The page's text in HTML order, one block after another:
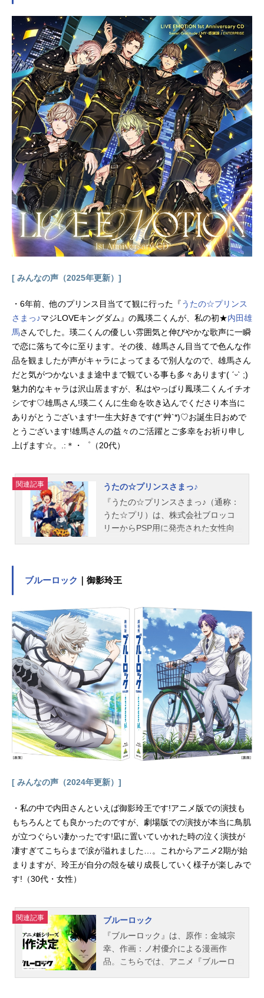
と出会う。剣心は、活心流を騙る辻
斬り「人斬り抜刀斎」の事件を解決
したことをきっかけに、薫のもとに
居候することとなる。東京府士族出
身の明神弥彦、喧嘩屋を称する相楽
左之助といった仲間たちとの出会い
過去の因縁によって戦うこととなる
宿敵たちとの対峙。新しい時代を懸
命に生きる人々による明治剣客浪漫
譚、ここに開幕――！作品名るろう
に剣心－明治剣客浪漫譚－放送形態T
Vアニメシリーズるろうに剣心スケジ
ュール2023年7月6日（木）～2023年
12月14日（木）フジテレビ“ノイタミ
ナ”ほか話数全24話キャスト緋村剣
心：斉藤壮馬神谷薫：高橋李依明神
弥彦：小市眞琴相良左之助：八代拓
高荷恵：大西沙織四乃森蒼紫：内田
雄馬斎藤一：日野聡般若：置鮎龍太
尉：稲田徹スタッフ原作：和月伸宏
－』（集英社ジャンプコミックス
刊）監督：山本秀世シリーズ構
[ みんなの声（2025年更新）]
・6年前、他のプリンス目当てて観に行った『うたの☆プリンス
さまっ♪マジLOVEキングダム』の鳳瑛二くんが、私の初★内田雄
馬さんでした。瑛二くんの優しい雰囲気と伸びやかな歌声に一瞬
で恋に落ちて今に至ります。その後、雄馬さん目当てで色んな作
品を観ましたが声がキャラによってまるで別人なので、雄馬さん
だと気がつかないまま途中まで観ている事も多々あります( ˊᵕˋ ;)
魅力的なキャラは沢山居ますが、私はやっぱり鳳瑛二くんイチオ
シです♡雄馬さん!瑛二くんに生命を吹き込んでくださり本当に
ありがとうございます!一生大好きです(*´艸`*)♡お誕生日おめで
とうございます!雄馬さんの益々のご活躍とご多幸をお祈り申し
上げます☆。.:＊・゜（20代）
関連記事
うたの☆プリンスさまっ♪
『うたの☆プリンスさまっ♪（通称：
うた☆プリ）は、株式会社ブロッコ
リーからPSP用に発売された女性向
優、スタッフ、オススメ記事をご紹
ブルーロック ｜御影玲王
[ みんなの声（2024年更新）]
・私の中で内田さんといえば御影玲王です!アニメ版での演技も
もちろんとても良かったのですが、劇場版での演技が本当に鳥肌
が立つぐらい凄かったです!凪に置いていかれた時の泣く演技が
凄すぎてこちらまで涙が溢れました…。これからアニメ2期が始
まりますが、玲王が自分の殻を破り成長していく様子が楽しみで
す!（30代・女性）
関連記事
ブルーロック
『ブルーロック』は、原作：金城宗
幸、作画：ノ村優介による漫画作
品。こちらでは、アニメ『ブルーロ